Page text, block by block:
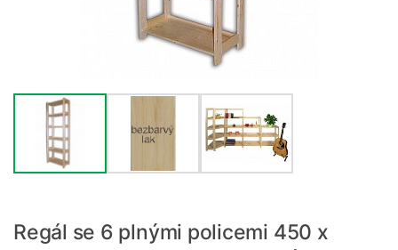
Regál se 6 plnými policemi 450 x